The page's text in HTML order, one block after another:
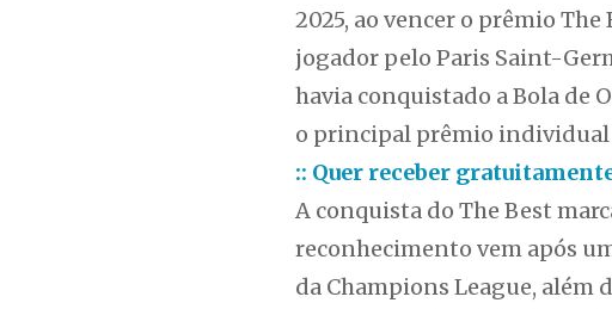
2025, ao vencer o prêmio
jogador pelo Paris Saint-
havia conquistado a Bola de
o principal prêmio
:: Quer receber
A conquista do The Best
reconhecimento vem após
da Champions League, além